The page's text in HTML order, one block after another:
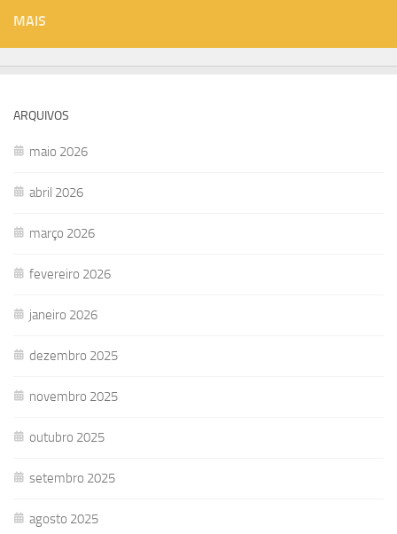
MAIS
ARQUIVOS
maio 2026
abril 2026
março 2026
fevereiro 2026
janeiro 2026
dezembro 2025
novembro 2025
outubro 2025
setembro 2025
agosto 2025